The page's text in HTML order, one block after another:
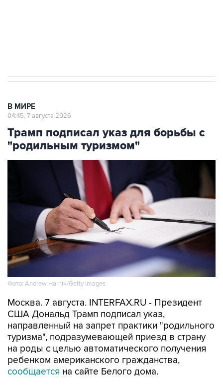
В МИРЕ
04:45, 7 августа 2026
Трамп подписал указ для борьбы с
"родильным туризмом"
Фото: Andrew Harnik/Getty Images
Москва. 7 августа. INTERFAX.RU - Президент
США Дональд Трамп подписал указ,
направленный на запрет практики "родильного
туризма", подразумевающей приезд в страну
на роды с целью автоматического получения
ребенком американского гражданства,
сообщается на сайте Белого дома.